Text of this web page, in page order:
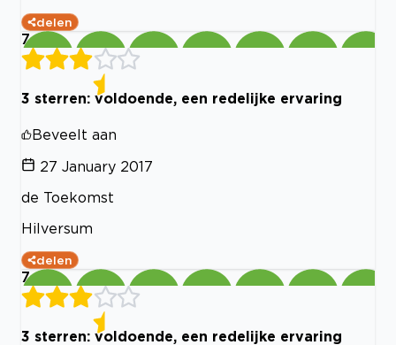
delen
7
3 sterren: voldoende, een redelijke ervaring
Beveelt aan
27 January 2017
de Toekomst
Hilversum
delen
7
3 sterren: voldoende, een redelijke ervaring